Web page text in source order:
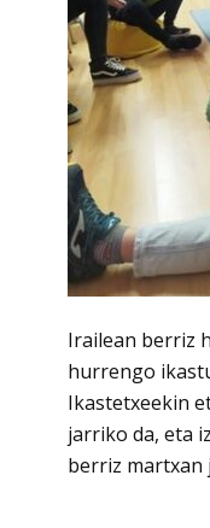
Irailean berriz
hurrengo
Ikastetxeekin
jarriko da, eta
berriz martxan